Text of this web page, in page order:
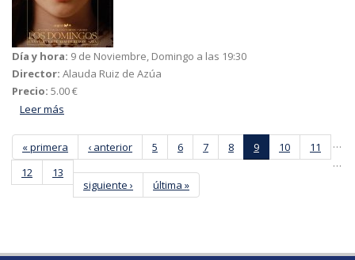
Día y hora: 9 de Noviembre, Domingo a las 19:30
Director: Alauda Ruiz de Azúa
Precio: 5.00 €
Leer más
« primera ‹ anterior …
5 6 7 8 9 10
11
12
13
…
siguiente ›
última »